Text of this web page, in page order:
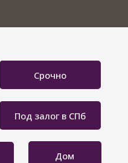
Дом
Срочно
Под залог в СПб